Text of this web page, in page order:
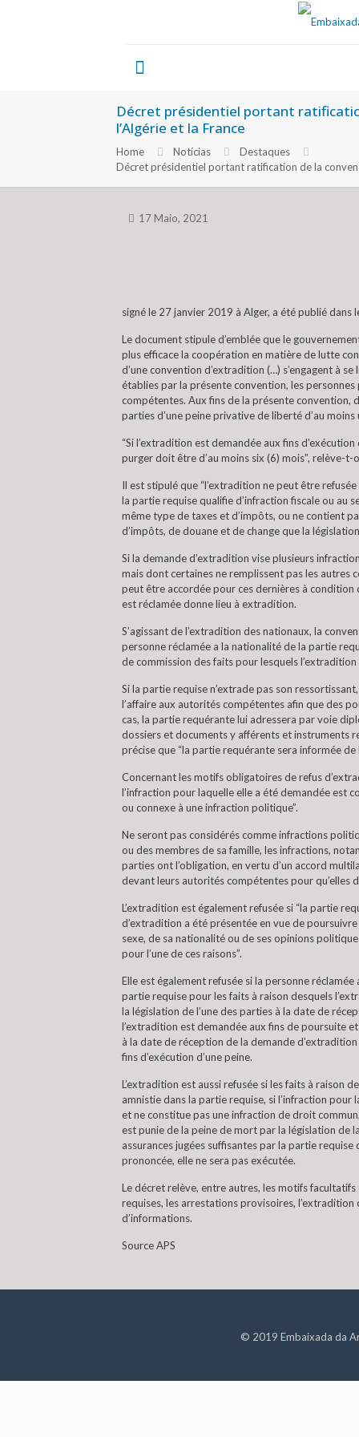
Décret présidentiel portant
l’Algérie et la France
Home Notícias
Destaques
Décret présidentiel portant ratification de la
17 Maio, 2021
signé le 27 janvier 2019 à Alger, a été publié dans
Le document stipule d’emblée que le
plus efficace la coopération en matière de lutte
d’une convention d’extradition (…) s’engagent à
établies par la présente convention, les
compétentes. Aux fins de la présente convention,
parties d’une peine privative de liberté d’au moins
“Si l’extradition est demandée aux fins
purger doit être d’au moins six (6) mois”, relève-t-
Il est stipulé que “l’extradition ne peut être
la partie requise qualifie d’infraction fiscale ou au
même type de taxes et d’impôts, ou ne contient
d’impôts, de douane et de change que la
Si la demande d’extradition vise plusieurs
mais dont certaines ne remplissent pas les autres
peut être accordée pour ces dernières à condition
est réclamée donne lieu à extradition.
S’agissant de l’extradition des nationaux, la
personne réclamée a la nationalité de la partie
de commission des faits pour lesquels l’extradition
Si la partie requise n’extrade pas son
l’affaire aux autorités compétentes afin que des
cas, la partie requérante lui adressera par voie
dossiers et documents y afférents et instruments
précise que “la partie requérante sera informée de
Concernant les motifs obligatoires de refus
l’infraction pour laquelle elle a été demandée est
ou connexe à une infraction politique”.
Ne seront pas considérés comme infractions
ou des membres de sa famille, les infractions,
parties ont l’obligation, en vertu d’un accord
devant leurs autorités compétentes pour qu’elles
L’extradition est également refusée si “la partie
d’extradition a été présentée en vue de
sexe, de sa nationalité ou de ses opinions
pour l’une de ces raisons”.
Elle est également refusée si la personne
partie requise pour les faits à raison desquels
la législation de l’une des parties à la date de
l’extradition est demandée aux fins de poursuite
à la date de réception de la demande
fins d’exécution d’une peine.
L’extradition est aussi refusée si les faits à raison
amnistie dans la partie requise, si l’infraction
et ne constitue pas une infraction de droit
est punie de la peine de mort par la législation de
assurances jugées suffisantes par la partie
prononcée, elle ne sera pas exécutée.
Le décret relève, entre autres, les motifs
requises, les arrestations provisoires,
d’informations.
Source APS
© 2019 Embaixada da